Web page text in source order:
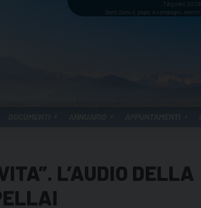
7 Agosto 2026
Santi Sisto II, papa, e compagni, martiri
L’AUDIO DELLA